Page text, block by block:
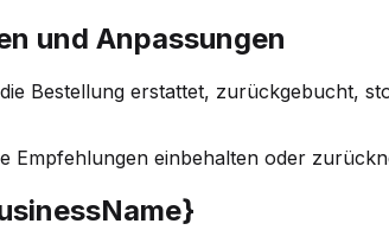
und Anpassungen
Bestellung erstattet, zurückgebucht,
Empfehlungen einbehalten oder